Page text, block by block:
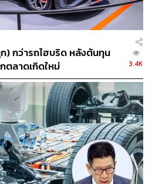
บริโภคกับรถยนต์ไฟฟ้านั้นเพิ่มขึ้น
ความสามารถของ Tesla ใน
ดเด่นจะถูกท้าทายในอนาคต”
ได้ลดลงมากนัก แต่การที่บริษัท
ดอลลาร์ ได้สร้างโอกาส
งหลาย เช่น Hyundai, Kia,
Motors นอกจากนี้ในตลาด
ำอย่าง Porsche, Mercedes-
และ BMW ที่กำลังตีตลาดรถ EV
) กว่ารถไฮบริด หลังต้นทุน
ตลาดเกิดใหม่
3.4K